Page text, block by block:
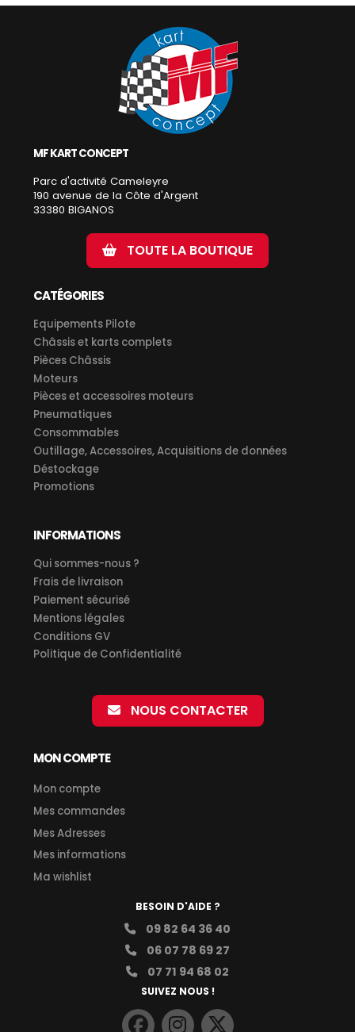
MF KART CONCEPT
Parc d'activité Cameleyre
190 avenue de la Côte d'Argent
33380 BIGANOS
TOUTE LA BOUTIQUE
CATÉGORIES
Equipements Pilote
Châssis et karts complets
Pièces Châssis
Moteurs
Pièces et accessoires moteurs
Pneumatiques
Consommables
Outillage, Accessoires, Acquisitions de données
Déstockage
Promotions
INFORMATIONS
Qui sommes-nous ?
Frais de livraison
Paiement sécurisé
Mentions légales
Conditions GV
Politique de Confidentialité
NOUS CONTACTER
MON COMPTE
Mon compte
Mes commandes
Mes Adresses
Mes informations
Ma wishlist
BESOIN D'AIDE ?
09 82 64 36 40
06 07 78 69 27
07 71 94 68 02
SUIVEZ NOUS !